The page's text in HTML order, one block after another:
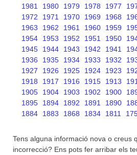
1981
1980 1979 1978 1977
1972
1971 1970 1969 1968
1963
1962 1961 1960 1959
1954
1953 1952 1951 1950
1945
1944 1943 1942 1941
1936
1935 1934 1933 1932
1927
1926 1925 1924 1923
1918
1917 1916 1915 1913
1905
1904 1903 1902 1900
1895
1894 1892 1891 1890
1884
1883 1868 1834 1811
Tens alguna informació nova o creus
incorrecció? Ens pots fer arribar els